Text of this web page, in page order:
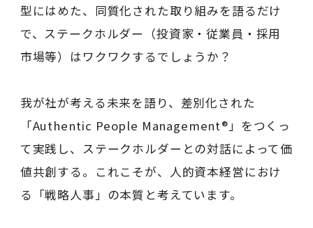
型にはめた、同質化された取り組みを語るだけ
で、ステークホルダー（投資家・従業員・採用
市場等）はワクワクするでしょうか？
我が社が考える未来を語り、差別化された
「Authentic People Management®」をつくっ
て実践し、ステークホルダーとの対話によって価
値共創する。これこそが、人的資本経営におけ
る「戦略人事」の本質と考えています。